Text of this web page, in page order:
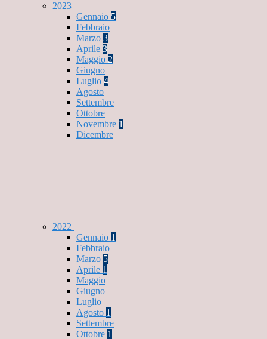
2023
Gennaio 5
Febbraio
Marzo 3
Aprile 3
Maggio 2
Giugno
Luglio 4
Agosto
Settembre
Ottobre
Novembre 1
Dicembre
2022
Gennaio 1
Febbraio
Marzo 5
Aprile 1
Maggio
Giugno
Luglio
Agosto 1
Settembre
Ottobre 1